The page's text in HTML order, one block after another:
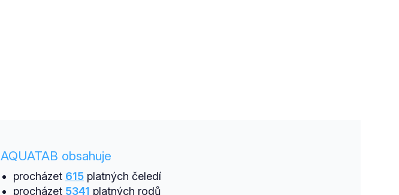
AQUATAB obsahuje
procházet 615platných čeledí
procházet 5341 platných rodů